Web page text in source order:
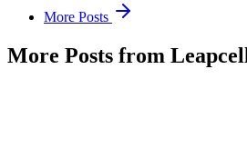
More Posts
More Posts from Leapcell